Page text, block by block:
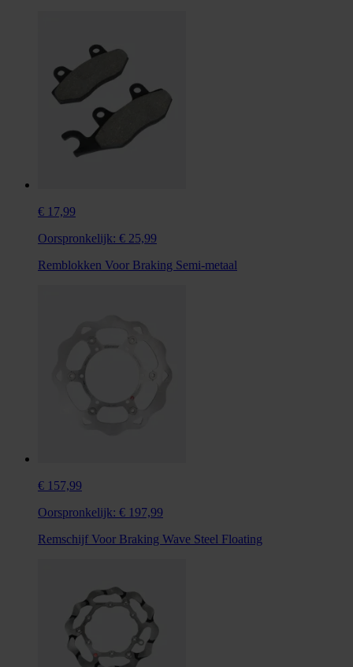
€ 17,99
Oorspronkelijk: € 25,99
Remblokken Voor Braking Semi-metaal
€ 157,99
Oorspronkelijk: € 197,99
Remschijf Voor Braking Wave Steel Floating